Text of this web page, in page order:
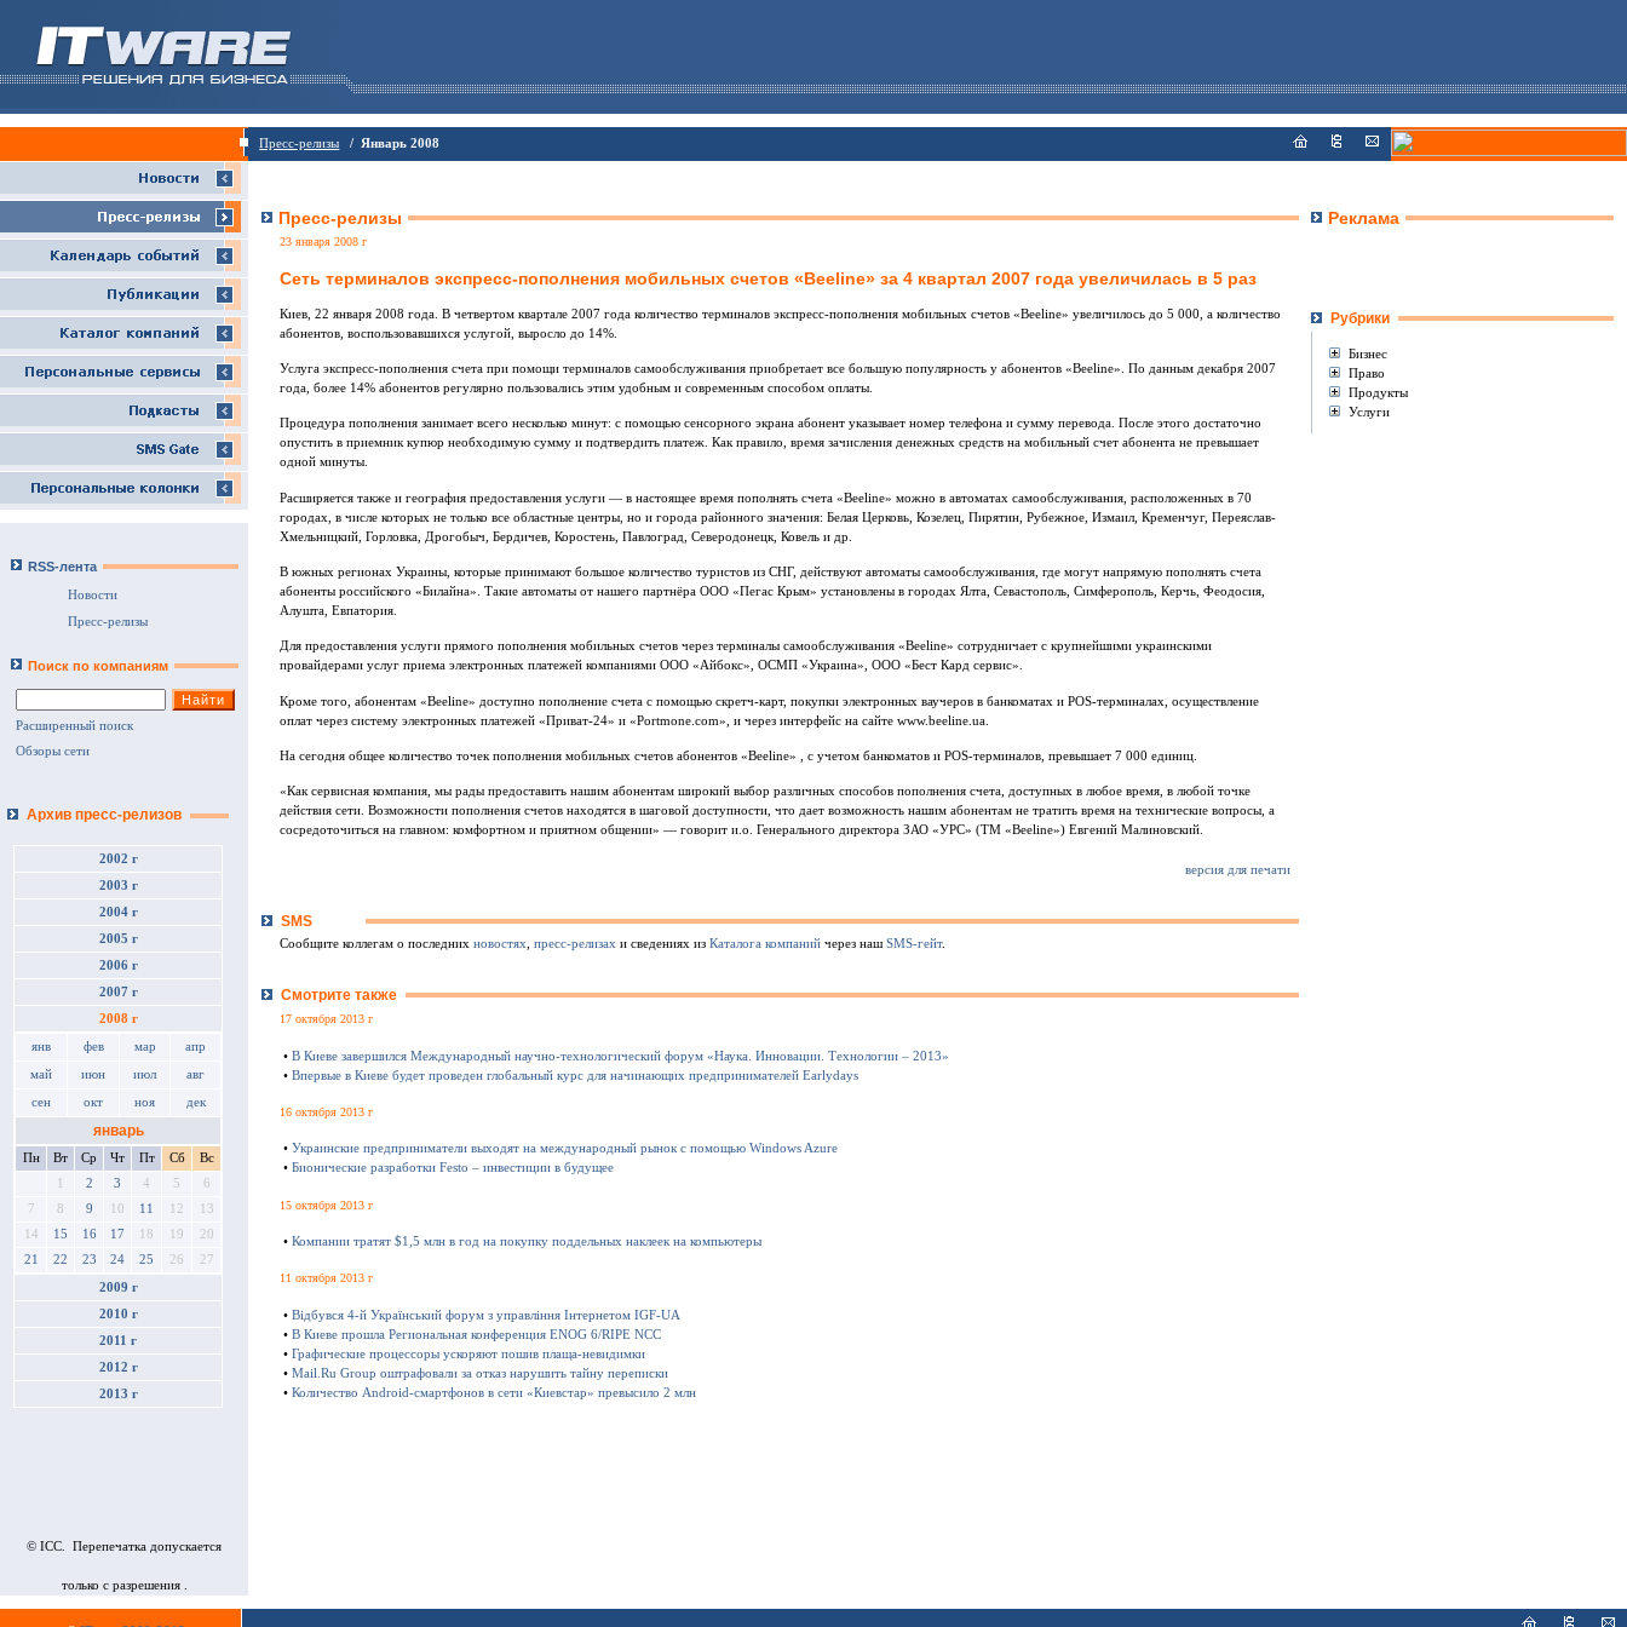
Пресс-релизы / Январь 2008
RSS-лента
Новости
Пресс-релизы
Поиск по компаниям
Расширенный поиск
Обзоры сети
Архив пресс-релизов
2002 г
2003 г
2004 г
2005 г
2006 г
2007 г
2008 г
янв фев мар апр
май июн июл авг
сен окт ноя дек
январь
Пн Вт Ср Чт Пт Сб
Вс
1
2 3 4 5
6
7
8 9 10 11 12
13
14
15 16 17 18 19
20
21
22 23 24 25 26 27
2009 г
2010 г
2011 г
2012 г
2013 г
© ICC. Перепечатка допускается
только с разрешения .
Пресс-релизы
23 января 2008 г
Сеть терминалов экспресс-пополнения мобильных счетов «Beeline» за 4 квартал 2007 года увеличилась в 5 раз
Киев, 22 января 2008 года. В четвертом квартале 2007 года количество терминалов экспресс-пополнения мобильных счетов «Beeline» увеличилось до 5 000, а количество
абонентов, воспользовавшихся услугой, выросло до 14%.
Услуга экспресс-пополнения счета при помощи терминалов самообслуживания приобретает все большую популярность у абонентов «Beeline». По данным декабря 2007
года, более 14% абонентов регулярно пользовались этим удобным и современным способом оплаты.
Процедура пополнения занимает всего несколько минут: с помощью сенсорного экрана абонент указывает номер телефона и сумму перевода. После этого достаточно
опустить в приемник купюр необходимую сумму и подтвердить платеж. Как правило, время зачисления денежных средств на мобильный счет абонента не превышает
одной минуты.
Расширяется также и география предоставления услуги — в настоящее время пополнять счета «Beeline» можно в автоматах самообслуживания, расположенных в 70
городах, в числе которых не только все областные центры, но и города районного значения: Белая Церковь, Козелец, Пирятин, Рубежное, Измаил, Кременчуг, Переяслав-
Хмельницкий, Горловка, Дрогобыч, Бердичев, Коростень, Павлоград, Северодонецк, Ковель и др.
В южных регионах Украины, которые принимают большое количество туристов из СНГ, действуют автоматы самообслуживания, где могут напрямую пополнять счета
абоненты российского «Билайна». Такие автоматы от нашего партнёра ООО «Пегас Крым» установлены в городах Ялта, Севастополь, Симферополь, Керчь, Феодосия,
Алушта, Евпатория.
Для предоставления услуги прямого пополнения мобильных счетов через терминалы самообслуживания «Beeline» сотрудничает с крупнейшими украинскими
провайдерами услуг приема электронных платежей компаниями ООО «Айбокс», ОСМП «Украина», ООО «Бест Кард сервис».
Кроме того, абонентам «Beeline» доступно пополнение счета с помощью скретч-карт, покупки электронных ваучеров в банкоматах и POS-терминалах, осуществление
оплат через систему электронных платежей «Приват-24» и «Portmone.com», и через интерфейс на сайте www.beeline.ua.
На сегодня общее количество точек пополнения мобильных счетов абонентов «Beeline» , с учетом банкоматов и POS-терминалов, превышает 7 000 единиц.
«Как сервисная компания, мы рады предоставить нашим абонентам широкий выбор различных способов пополнения счета, доступных в любое время, в любой точке
действия сети. Возможности пополнения счетов находятся в шаговой доступности, что дает возможность нашим абонентам не тратить время на технические вопросы, а
сосредоточиться на главном: комфортном и приятном общении» — говорит и.о. Генерального директора ЗАО «УРС» (ТМ «Beeline») Евгений Малиновский.
версия для печати
SMS
Сообщите коллегам о последних новостях пресс-релизах и сведениях из Каталога компаний через наш SMS-гейт.
Смотрите также
17 октября 2013 г
• В Киеве завершился Международный научно-технологический форум «Наука. Инновации. Технологии – 2013»
• Впервые в Киеве будет проведен глобальный курс для начинающих предпринимателей Earlydays
16 октября 2013 г
• Украинские предприниматели выходят на международный рынок с помощью Windows Azure
• Бионические разработки Festo – инвестиции в будущее
15 октября 2013 г
• Компании тратят $1,5 млн в год на покупку поддельных наклеек на компьютеры
11 октября 2013 г
• Відбувся 4-й Український форум з управління Інтернетом IGF-UA
• В Киеве прошла Региональная конференция ENOG 6/RIPE NCC
• Графические процессоры ускоряют пошив плаща-невидимки
• Mail.Ru Group оштрафовали за отказ нарушить тайну переписки
• Количество Android-смартфонов в сети «Киевстар» превысило 2 млн
Реклама
Рубрики
Бизнес
Право
Продукты
Услуги